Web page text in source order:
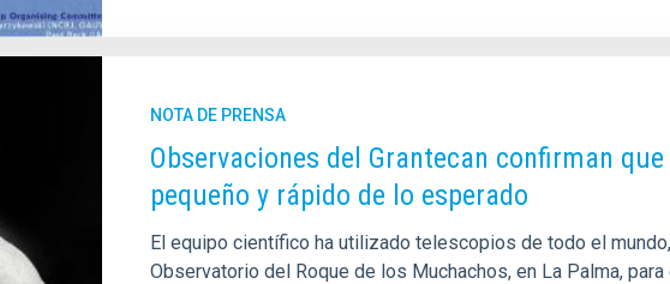
NOTA DE PRENSA
Observaciones del Grantecan confirman
pequeño y rápido de lo esperado
El equipo científico ha utilizado telescopios de todo el
Observatorio del Roque de los Muchachos, en La Palma,